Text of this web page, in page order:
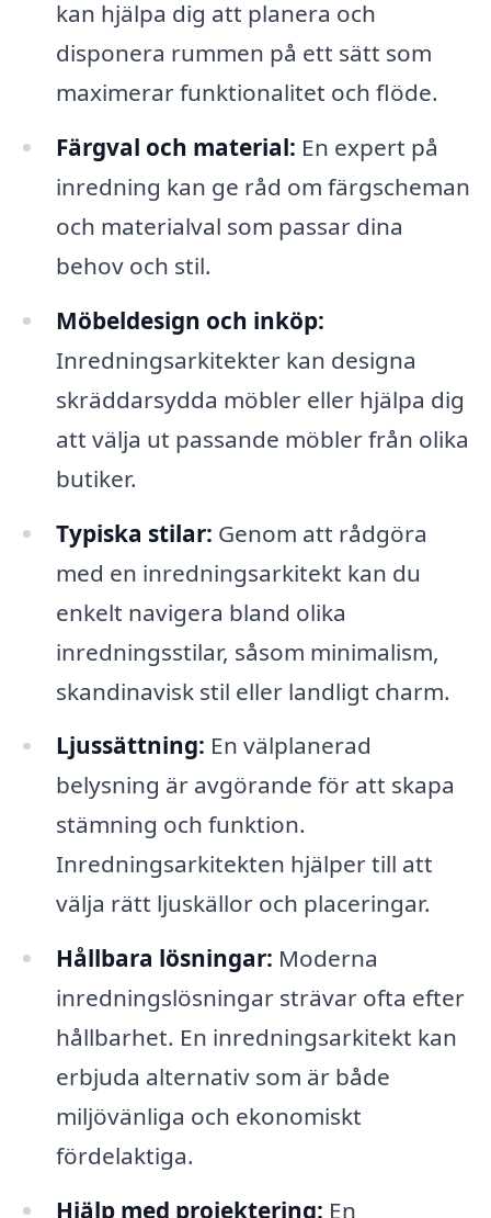
kan hjälpa dig att planera och
disponera rummen på ett sätt som
maximerar funktionalitet och flöde.
Färgval och material: En expert på
inredning kan ge råd om färgscheman
och materialval som passar dina
behov och stil.
Möbeldesign och inköp:
Inredningsarkitekter kan designa
skräddarsydda möbler eller hjälpa dig
att välja ut passande möbler från olika
butiker.
Typiska stilar: Genom att rådgöra
med en inredningsarkitekt kan du
enkelt navigera bland olika
inredningsstilar, såsom minimalism,
skandinavisk stil eller landligt charm.
Ljussättning: En välplanerad
belysning är avgörande för att skapa
stämning och funktion.
Inredningsarkitekten hjälper till att
välja rätt ljuskällor och placeringar.
Hållbara lösningar: Moderna
inredningslösningar strävar ofta efter
hållbarhet. En inredningsarkitekt kan
erbjuda alternativ som är både
miljövänliga och ekonomiskt
fördelaktiga.
Hjälp med projektering: En